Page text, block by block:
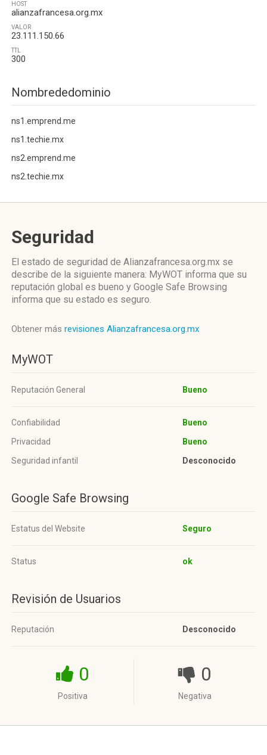
HOST
alianzafrancesa.org.mx
VALOR
23.111.150.66
TTL
300
Nombrededominio
ns1.emprend.me
ns1.techie.mx
ns2.emprend.me
ns2.techie.mx
Seguridad
El estado de seguridad de Alianzafrancesa.org.mx se
describe de la siguiente manera: MyWOT informa que su
reputación global es bueno y Google Safe Browsing
informa que su estado es seguro.
Obtener más revisiones Alianzafrancesa.org.mx
MyWOT
Reputación General Bueno
Confiabilidad
Bueno
Privacidad
Bueno
Seguridad infantil
Desconocido
Google Safe Browsing
Estatus del Website Seguro
Status ok
Revisión de Usuarios
Reputación Desconocido
0
Positiva
0
Negativa